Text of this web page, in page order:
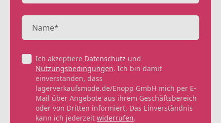
Ich akzeptiere Datenschutz und
Nutzungsbedingungen. Ich bin damit
einverstanden, dass
lagerverkaufsmode.de/Enopp GmbH mich per E-
Mail über Angebote aus ihrem Geschäftsbereich
oder von Dritten informiert. Das Einverständnis
kann ich jederzeit widerrufen.